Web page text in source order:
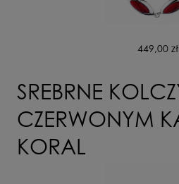
449,00 zł
SREBRNE
CZERWONYM
KORAL